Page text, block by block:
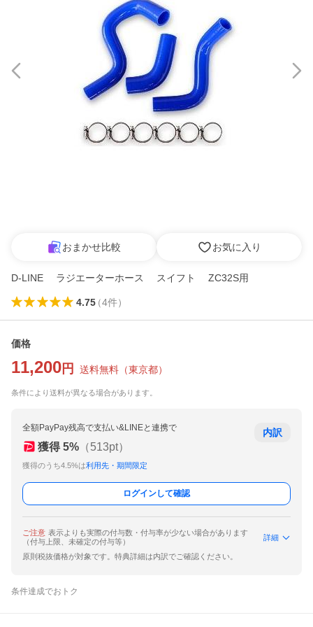
おまかせ比較 お気に入り
D-LINE ラジエーターホース スイフト ZC32S用
4.75（4件）
価格
11,200 円 送料無料 （東京都）
条件により送料が異なる場合があります。
全額PayPay残高で支払い&LINEと連携で
獲得 5% （513pt）
獲得のうち4.5%は利用先・期間限定
内訳
ログインして確認
ご注意 表示よりも実際の付与数・付与率が少ない場合があります
（付与上限、未確定の付与等）
詳細
原則税抜価格が対象です。特典詳細は内訳でご確認ください。
条件達成でおトク